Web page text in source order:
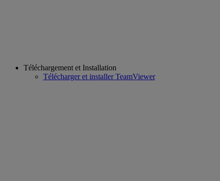
Téléchargement et Installation
Télécharger et installer TeamViewer